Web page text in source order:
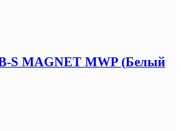
S MAGNET MWP (Белый